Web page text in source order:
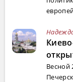
Весной